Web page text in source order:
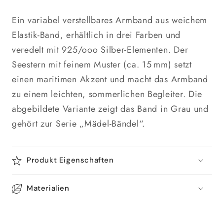
Ein variabel verstellbares Armband aus weichem
Elastik‑Band, erhältlich in drei Farben und
veredelt mit 925/ooo Silber‑Elementen. Der
Seestern mit feinem Muster (ca. 15 mm) setzt
einen maritimen Akzent und macht das Armband
zu einem leichten, sommerlichen Begleiter. Die
abgebildete Variante zeigt das Band in Grau und
gehört zur Serie „Mädel‑Bändel“.
Produkt Eigenschaften
Materialien